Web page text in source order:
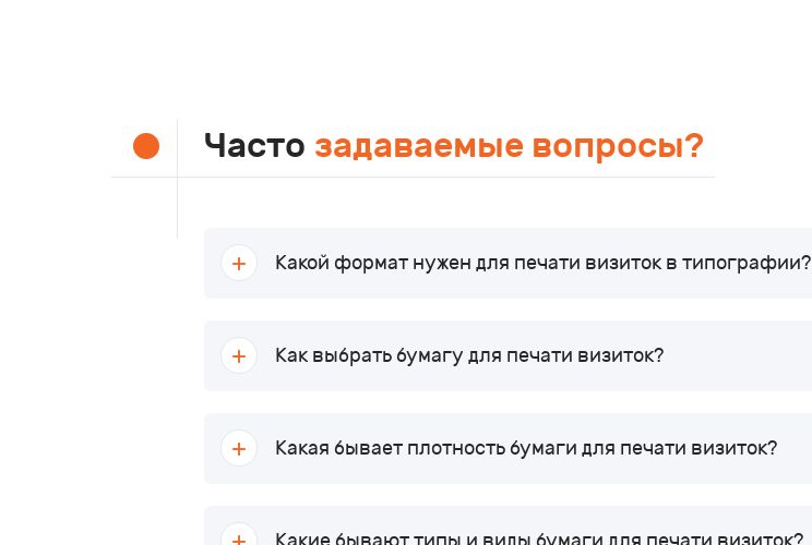
Часто задаваемые вопросы?
Какой формат нужен для печати визиток в типографии?
Как выбрать бумагу для печати визиток?
Какая бывает плотность бумаги для печати визиток?
Какие бывают типы и виды бумаги для печати визиток?